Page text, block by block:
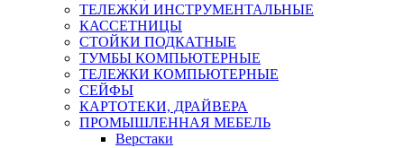
ТЕЛЕЖКИ ИНСТРУМЕНТАЛЬНЫЕ
КАССЕТНИЦЫ
СТОЙКИ ПОДКАТНЫЕ
ТУМБЫ КОМПЬЮТЕРНЫЕ
ТЕЛЕЖКИ КОМПЬЮТЕРНЫЕ
СЕЙФЫ
КАРТОТЕКИ, ДРАЙВЕРА
ПРОМЫШЛЕННАЯ МЕБЕЛЬ
Верстаки